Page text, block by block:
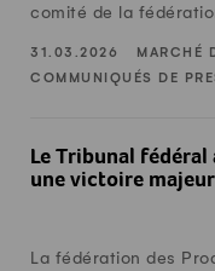
comité de la
31.03.2026 MARCHÉ
COMMUNIQUÉS DE
Le Tribunal fédéral
une victoire
La fédération des